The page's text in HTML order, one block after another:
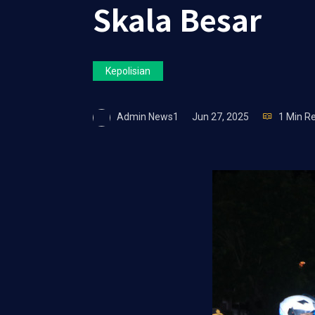
Skala Besar
Kepolisian
Admin News1 Jun 27, 2025 1 Min